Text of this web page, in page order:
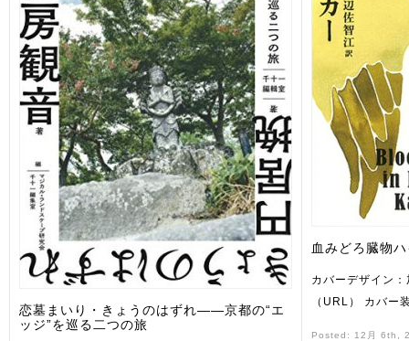
恋墓まいり・きょうのはずれ――京都の“エ
ッジ”を巡る二つの旅
血みどろ臓物
カバーデザイン
（URL） カバー
Posted: 12月 6th,